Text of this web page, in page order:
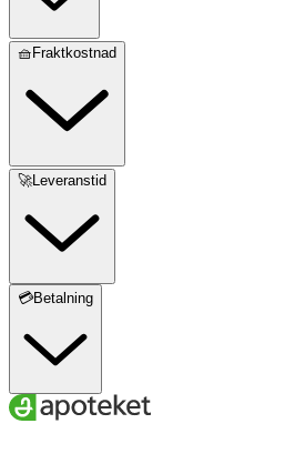
🧺Fraktkostnad
🚀Leveranstid
💳Betalning